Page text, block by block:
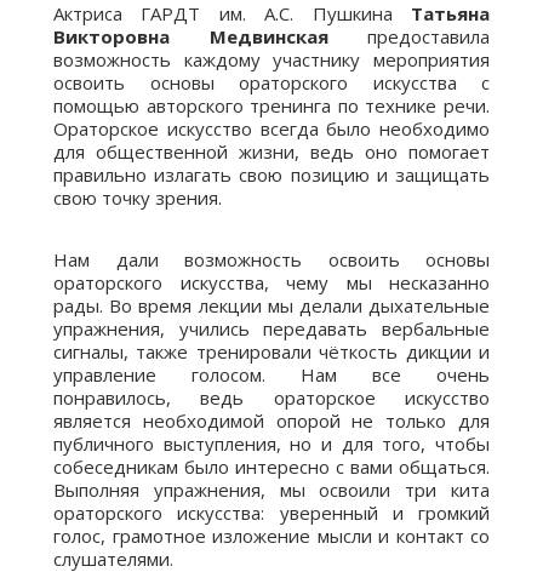
Актриса ГАРДТ им. А.С. Пушкина Татьяна
Викторовна Медвинскаяпредоставила
возможность каждому участнику мероприятия
освоить основы ораторского искусства с
помощью авторского тренинга по технике речи.
Ораторское искусство всегда было необходимо
для общественной жизни, ведь оно помогает
правильно излагать свою позицию и защищать
свою точку зрения.
Нам дали возможность освоить основы
ораторского искусства, чему мы несказанно
рады. Во время лекции мы делали дыхательные
упражнения, учились передавать вербальные
сигналы, также тренировали чёткость дикции и
управление голосом. Нам все очень
понравилось, ведь ораторское искусство
является необходимой опорой не только для
публичного выступления, но и для того, чтобы
собеседникам было интересно с вами общаться.
Выполняя упражнения, мы освоили три кита
ораторского искусства: уверенный и громкий
голос, грамотное изложение мысли и контакт со
слушателями.